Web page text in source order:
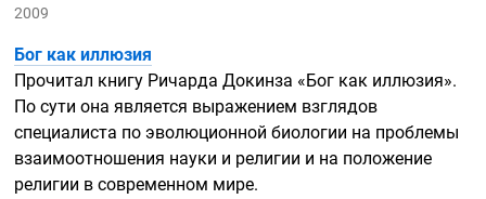
2009
Бог как иллюзия
Прочитал книгу Ричарда Докинза «Бог как иллюзия».
По сути она является выражением взглядов
специалиста по эволюционной биологии на проблемы
взаимоотношения науки и религии и на положение
религии в современном мире.